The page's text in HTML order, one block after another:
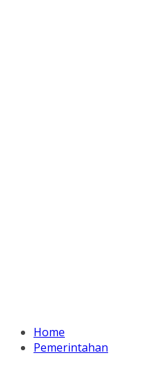
Home
Pemerintahan